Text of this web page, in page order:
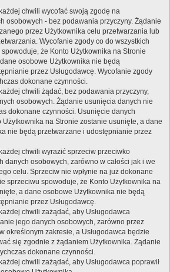
chwili wycofać swoją zgodę na
osobowych - bez podawania przyczyny. Żądanie
przez Użytkownika celu przetwarzania lub
Wycofanie zgody co do wszystkich
że Konto Użytkownika na Stronie
osobowe Użytkownika nie będą
przez Usługodawcę. Wycofanie zgody
dokonane czynności.
chwili żądać, bez podawania przyczyny,
osobowych. Żądanie usunięcia danych nie
dokonane czynności. Usunięcie danych
Użytkownika na Stronie zostanie usunięte, a dane
nie będą przetwarzane i udostępnianie przez
chwili wyrazić sprzeciw przeciwko
danych osobowych, zarówno w całości jak i we
celu. Sprzeciw nie wpłynie na już dokonane
sprzeciwu spowoduje, że Konto Użytkownika na
a dane osobowe Użytkownika nie będą
przez Usługodawcę.
chwili zażądać, aby Usługodawca
jego danych osobowych, zarówno przez
określonym zakresie, a Usługodawca będzie
się zgodnie z żądaniem Użytkownika. Żądanie
dokonane czynności.
chwili zażądać, aby Usługodawca poprawił